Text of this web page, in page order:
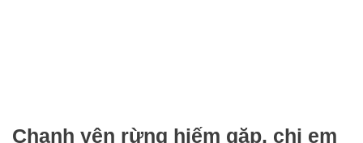
Chanh yên rừng hiếm gặp, chị em